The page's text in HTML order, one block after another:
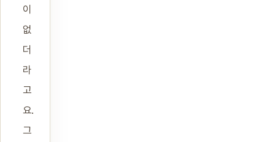
이
없
더
라
고
요.
그